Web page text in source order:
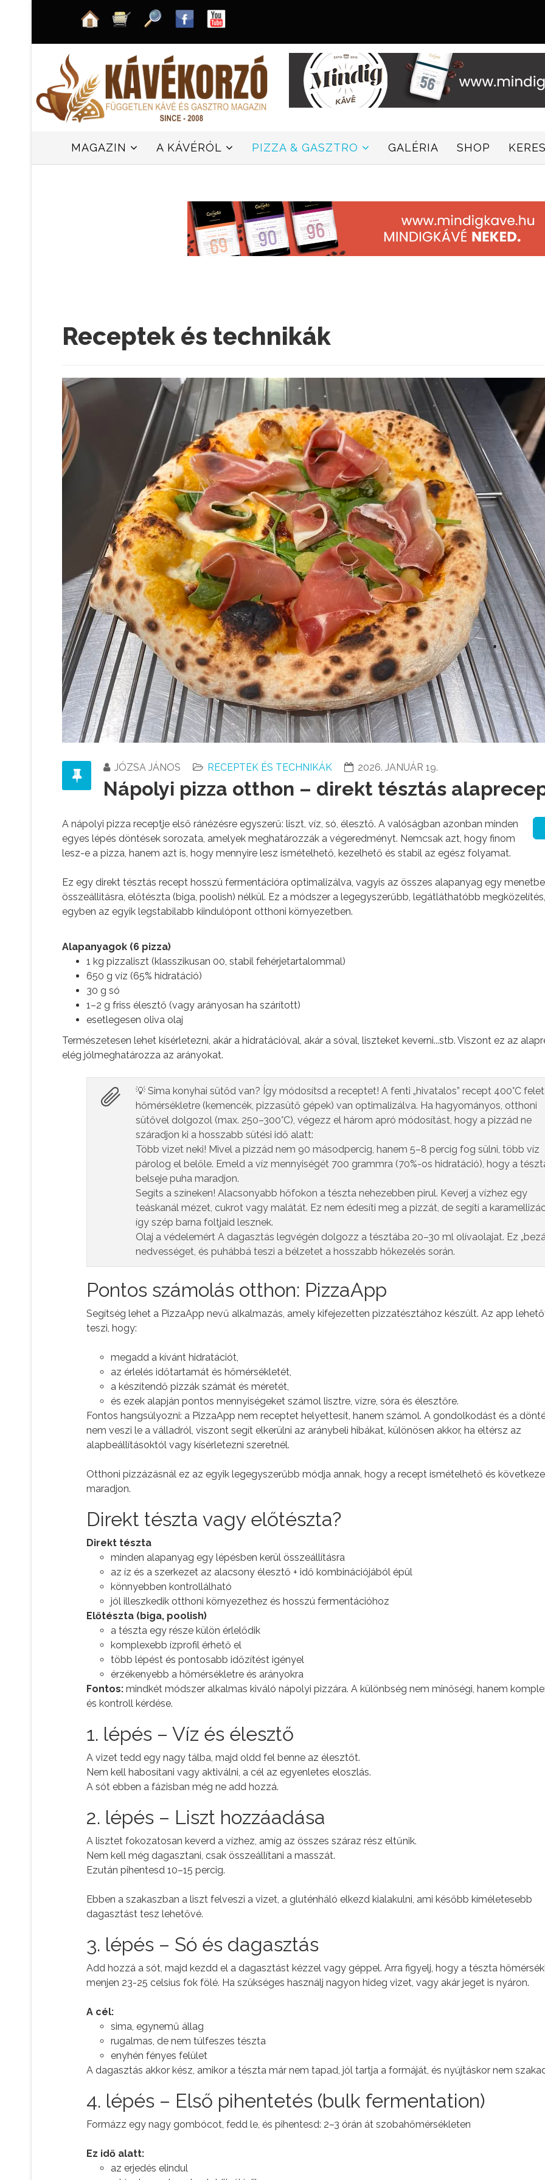
MAGAZIN A KÁVÉRÓL PIZZA & GASZTRO GALÉRIA SHOP
Receptek és technikák
JÓZSA JÁNOS RECEPTEK ÉS TECHNIKÁK 2026. JANUÁR 19.
Nápolyi pizza otthon – direkt tésztás
A nápolyi pizza receptje első ránézésre egyszerű: liszt, víz, só, élesztő. A valóságban azonban minden
egyes lépés döntések sorozata, amelyek meghatározzák a végeredményt. Nemcsak azt, hogy finom
lesz-e a pizza, hanem azt is, hogy mennyire lesz ismételhető, kezelhető és stabil az egész folyamat.
Ez egy direkt tésztás recept hosszú fermentációra optimalizálva, vagyis az összes alapanyag egy
összeállításra, előtészta (biga, poolish) nélkül. Ez a módszer a legegyszerűbb, legátláthatóbb
egyben az egyik legstabilabb kiindulópont otthoni környezetben.
Alapanyagok (6 pizza)
1 kg pizzaliszt (klasszikusan 00, stabil fehérjetartalommal)
650 g víz (65% hidratáció)
30 g só
1–2 g friss élesztő (vagy arányosan ha szárított)
esetlegesen oliva olaj
Természetesen lehet kísérletezni, akár a hidratációval, akár a sóval, liszteket keverni...stb. Viszont ez az
elég jólmeghatározza az arányokat.
💡 Sima konyhai sütőd van? Így módosítsd a receptet! A fenti „hivatalos” recept 400°C
hőmérsékletre (kemencék, pizzasütő gépek) van optimalizálva. Ha hagyományos, otthoni
sütővel dolgozol (max. 250–300°C), végezz el három apró módosítást, hogy a pizzád ne
száradjon ki a hosszabb sütési idő alatt:
Több vizet neki! Mivel a pizzád nem 90 másodpercig, hanem 5–8 percig fog sülni, több víz
párolog el belőle. Emeld a víz mennyiségét 700 grammra (70%-os hidratáció), hogy a
belseje puha maradjon.
Segíts a színeken! Alacsonyabb hőfokon a tészta nehezebben pirul. Keverj a vízhez egy
teáskanál mézet, cukrot vagy malátát. Ez nem édesíti meg a pizzát, de segíti a
így szép barna foltjaid lesznek.
Olaj a védelemért A dagasztás legvégén dolgozz a tésztába 20–30 ml olívaolajat. Ez
nedvességet, és puhábbá teszi a bélzetet a hosszabb hőkezelés során.
Pontos számolás otthon: PizzaApp
Segítség lehet a PizzaApp nevű alkalmazás, amely kifejezetten pizzatésztához készült. Az app
teszi, hogy:
megadd a kívánt hidratációt,
az érlelés időtartamát és hőmérsékletét,
a készítendő pizzák számát és méretét,
és ezek alapján pontos mennyiségeket számol lisztre, vízre, sóra és élesztőre.
Fontos hangsúlyozni: a PizzaApp nem receptet helyettesít, hanem számol. A gondolkodást és a
nem veszi le a válladról, viszont segít elkerülni az aránybeli hibákat, különösen akkor, ha eltérsz az
alapbeállításoktól vagy kísérletezni szeretnél.
Otthoni pizzázásnál ez az egyik legegyszerűbb módja annak, hogy a recept ismételhető és
maradjon.
Direkt tészta vagy előtészta?
Direkt tészta
minden alapanyag egy lépésben kerül összeállításra
az íz és a szerkezet az alacsony élesztő + idő kombinációjából épül
könnyebben kontrollálható
jól illeszkedik otthoni környezethez és hosszú fermentációhoz
Előtészta (biga, poolish)
a tészta egy része külön érlelődik
komplexebb ízprofil érhető el
több lépést és pontosabb időzítést igényel
érzékenyebb a hőmérsékletre és arányokra
Fontos: mindkét módszer alkalmas kiváló nápolyi pizzára. A különbség nem minőségi, hanem
és kontroll kérdése.
1. lépés – Víz és élesztő
A vizet tedd egy nagy tálba, majd oldd fel benne az élesztőt.
Nem kell habosítani vagy aktiválni, a cél az egyenletes eloszlás.
A sót ebben a fázisban még ne add hozzá.
2. lépés – Liszt hozzáadása
A lisztet fokozatosan keverd a vízhez, amíg az összes száraz rész eltűnik.
Nem kell még dagasztani, csak összeállítani a masszát.
Ezután pihentesd 10–15 percig.
Ebben a szakaszban a liszt felveszi a vizet, a gluténháló elkezd kialakulni, ami később kíméletesebb
dagasztást tesz lehetővé.
3. lépés – Só és dagasztás
Add hozzá a sót, majd kezdd el a dagasztást kézzel vagy géppel. Arra figyelj, hogy a tészta
menjen 23-25 celsius fok fölé. Ha szükséges használj nagyon hideg vizet, vagy akár jeget is nyáron.
A cél:
sima, egynemű állag
rugalmas, de nem túlfeszes tészta
enyhén fényes felület
A dagasztás akkor kész, amikor a tészta már nem tapad, jól tartja a formáját, és nyújtáskor nem
4. lépés – Első pihentetés (bulk fermentation)
Formázz egy nagy gombócot, fedd le, és pihentesd: 2–3 órán át szobahőmérsékleten
Ez idő alatt:
az erjedés elindul